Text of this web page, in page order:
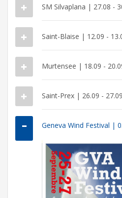
SM Silvaplana | 27.08 -
Saint-Blaise | 12.09 -
Murtensee | 18.09 -
Saint-Prex | 26.09 -
Geneva Wind Festival |